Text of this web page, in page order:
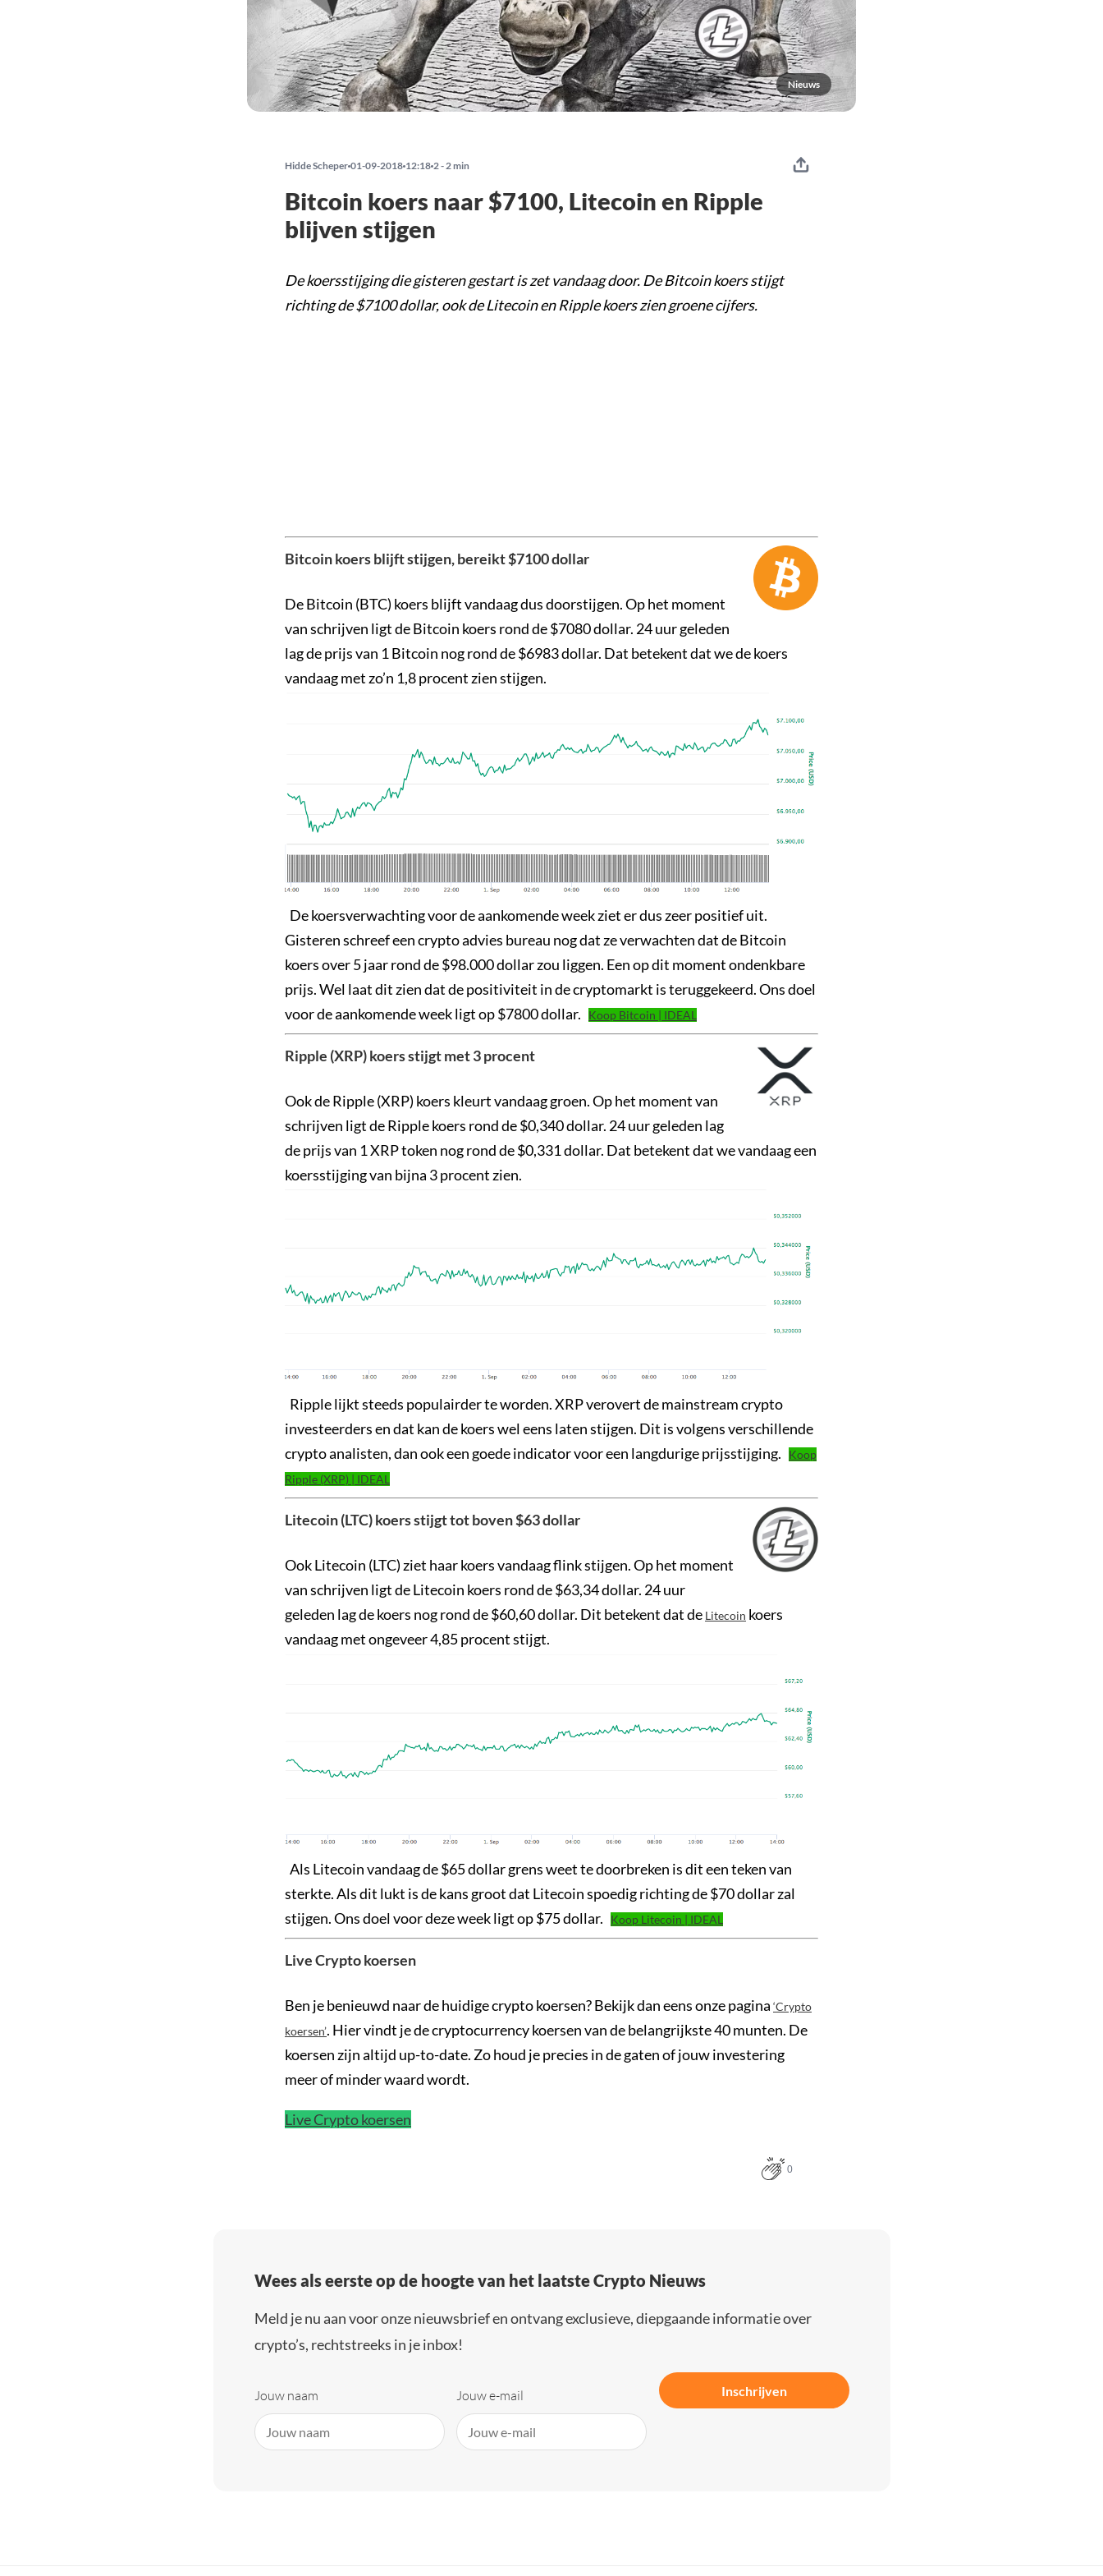
Nieuws
Hidde Scheper 01-09-2018 12:18 2 - 2 min
Bitcoin koers naar $7100, Litecoin en Ripple
blijven stijgen
De koersstijging die gisteren gestart is zet vandaag door. De Bitcoin koers stijgt
richting de $7100 dollar, ook de Litecoin en Ripple koers zien groene cijfers.
Bitcoin koers blijft stijgen, bereikt $7100 dollar
De Bitcoin (BTC) koers blijft vandaag dus doorstijgen. Op het moment
van schrijven ligt de Bitcoin koers rond de $7080 dollar. 24 uur geleden
lag de prijs van 1 Bitcoin nog rond de $6983 dollar. Dat betekent dat we de koers
vandaag met zo’n 1,8 procent zien stijgen.
De koersverwachting voor de aankomende week ziet er dus zeer positief uit.
Gisteren schreef een crypto advies bureau nog dat ze verwachten dat de Bitcoin
koers over 5 jaar rond de $98.000 dollar zou liggen. Een op dit moment ondenkbare
prijs. Wel laat dit zien dat de positiviteit in de cryptomarkt is teruggekeerd. Ons doel
voor de aankomende week ligt op $7800 dollar.
Koop Bitcoin | IDEAL
Ripple (XRP) koers stijgt met 3 procent
Ook de Ripple (XRP) koers kleurt vandaag groen. Op het moment van
schrijven ligt de Ripple koers rond de $0,340 dollar. 24 uur geleden lag
de prijs van 1 XRP token nog rond de $0,331 dollar. Dat betekent dat we vandaag een
koersstijging van bijna 3 procent zien.
Ripple lijkt steeds populairder te worden. XRP verovert de mainstream crypto
investeerders en dat kan de koers wel eens laten stijgen. Dit is volgens verschillende
crypto analisten, dan ook een goede indicator voor een langdurige prijsstijging.
Koop
Ripple (XRP) | IDEAL
Litecoin (LTC) koers stijgt tot boven $63 dollar
Ook Litecoin (LTC) ziet haar koers vandaag flink stijgen. Op het moment
van schrijven ligt de Litecoin koers rond de $63,34 dollar. 24 uur
geleden lag de koers nog rond de $60,60 dollar. Dit betekent dat de Litecoin koers
vandaag met ongeveer 4,85 procent stijgt.
Als Litecoin vandaag de $65 dollar grens weet te doorbreken is dit een teken van
sterkte. Als dit lukt is de kans groot dat Litecoin spoedig richting de $70 dollar zal
stijgen. Ons doel voor deze week ligt op $75 dollar.
Koop Litecoin | IDEAL
Live Crypto koersen
Ben je benieuwd naar de huidige crypto koersen? Bekijk dan eens onze pagina ‘Crypto
koersen’. Hier vindt je de cryptocurrency koersen van de belangrijkste 40 munten. De
koersen zijn altijd up-to-date. Zo houd je precies in de gaten of jouw investering
meer of minder waard wordt.
Live Crypto koersen
0
Wees als eerste op de hoogte van het laatste Crypto Nieuws
Meld je nu aan voor onze nieuwsbrief en ontvang exclusieve, diepgaande informatie over
crypto’s, rechtstreeks in je inbox!
Jouw naam Jouw e-mail Inschrijven